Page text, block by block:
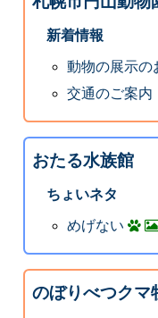
新着情報
動物の展示の
交通のご案内
おたる水族館
ちょいネタ
めげない
のぼりべつクマ